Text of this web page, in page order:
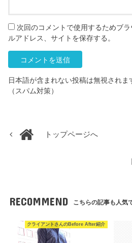
次回のコメントで使用するためブ
ルアドレス、サイトを保存する。
日本語が含まれない投稿は無視されま
（スパム対策）
トップページへ
RECOMMEND こちらの記事も人気
クライアントさんのBefore After紹介